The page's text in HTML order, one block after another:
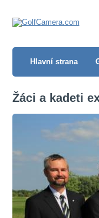
Hlavní strana
Žáci a kadeti